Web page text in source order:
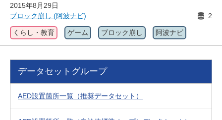
2015年8月29日
ブロック崩し (阿波ナビ)
2
くらし・教育 ゲーム ブロック崩し 阿波ナビ
データセットグループ
AED設置箇所一覧（推奨データセット）